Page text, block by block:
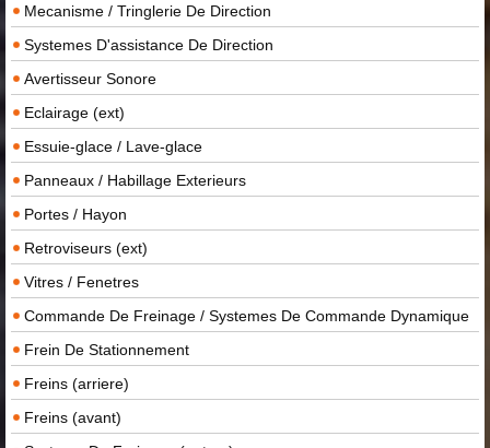
Mecanisme / Tringlerie De Direction
Systemes D'assistance De Direction
Avertisseur Sonore
Eclairage (ext)
Essuie-glace / Lave-glace
Panneaux / Habillage Exterieurs
Portes / Hayon
Retroviseurs (ext)
Vitres / Fenetres
Commande De Freinage / Systemes De Commande Dynamique
Frein De Stationnement
Freins (arriere)
Freins (avant)